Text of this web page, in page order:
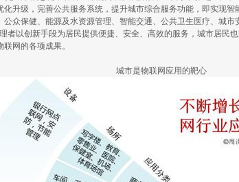
化升级，完善公共服务系统，提升城市综合服务功能，即实现
公众保健、能源及水资源管理、智能交通、公共卫生医疗、城
者以创新手段为居民提供便捷、安全、高效的服务，城市居民
网的各项成果。
城市是物联网应用的靶心